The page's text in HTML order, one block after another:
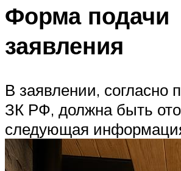
Форма подачи
заявления
В заявлении, согласно
ЗК РФ, должна быть
следующая